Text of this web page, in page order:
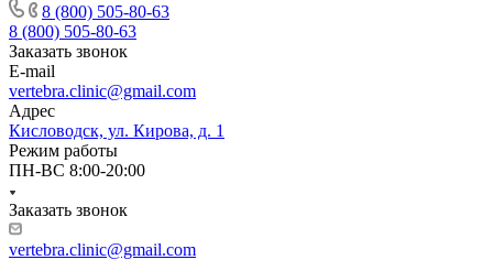
8 (800) 505-80-63
8 (800) 505-80-63
Заказать звонок
E-mail
vertebra.clinic@gmail.com
Адрес
Кисловодск, ул. Кирова, д. 1
Режим работы
ПН-ВС 8:00-20:00
Заказать звонок
vertebra.clinic@gmail.com